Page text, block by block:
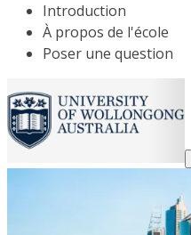
Introduction
À propos de l'école
Poser une question